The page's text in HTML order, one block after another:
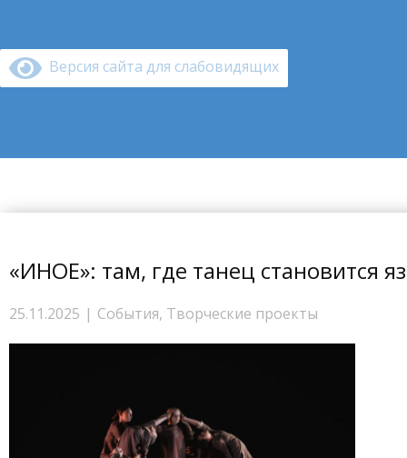
Версия сайта для слабовидящих
«ИНОЕ»: там, где танец становится
25.11.2025 События, Творческие проекты